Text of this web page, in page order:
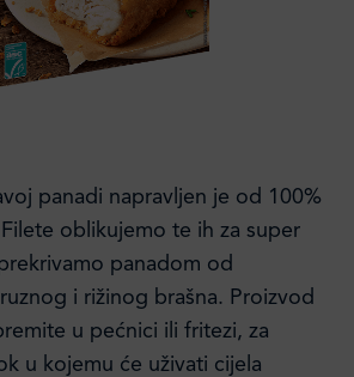
panadi napravljen je od 100%
oblikujemo te ih za super
panadom od
i rižinog brašna. Proizvod
u pećnici ili fritezi, za
u kojemu će uživati cijela